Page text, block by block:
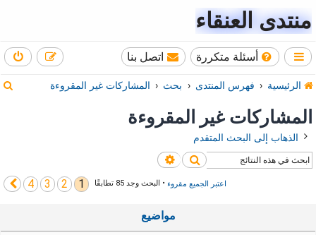
منتدى العنقاء
أسئلة متكررة اتصل بنا
الرئيسية فهرس المنتدى بحث المشاركات غير المقروءة
ب
المشاركات غير المقروءة
الذهاب إلى البحث المتقدم
بحث بحث متقدم
اعتبر الجميع مقروء• البحث وجد 85 تطابقًا 1
2
3
4التالي
مواضيع